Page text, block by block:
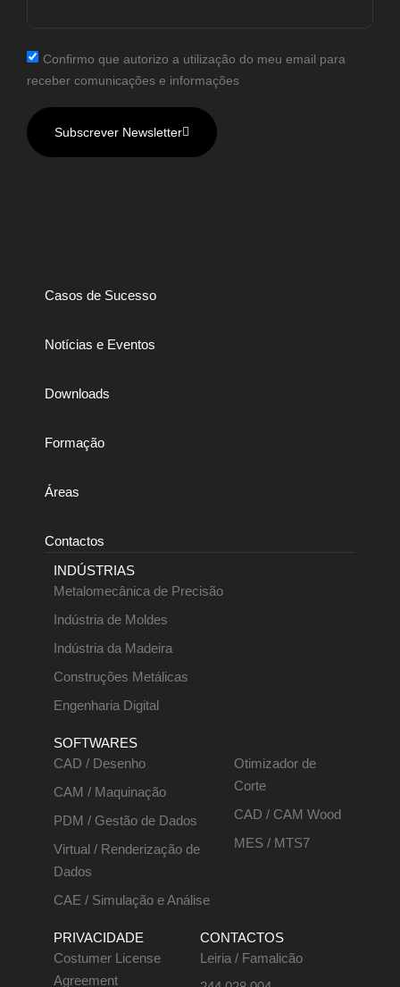
Confirmo que autorizo a utilização do meu email para
receber comunicações e informações
Subscrever Newsletter
Casos de Sucesso
Notícias e Eventos
Downloads
Formação
Áreas
Contactos
INDÚSTRIAS
Metalomecânica de Precisão
Indústria de Moldes
Indústria da Madeira
Construções Metálicas
Engenharia Digital
SOFTWARES
CAD / Desenho
CAM / Maquinação
PDM / Gestão de Dados
Virtual / Renderização de
Dados
CAE / Simulação e Análise
Otimizador de
Corte
CAD / CAM Wood
MES / MTS7
PRIVACIDADE
Costumer License
Agreement
CONTACTOS
Leiria / Famalicão